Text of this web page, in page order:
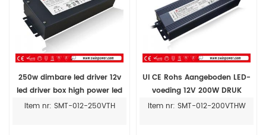
250w dimbare led driver 12v
led driver box high power led
driver
Item nr: SMT-012-250VTH
Ul CE Rohs Aangeboden LED-
voeding 12V 200W DRUK
DIMEN LED-stuurprogramma
Item nr: SMT-012-200VTHW